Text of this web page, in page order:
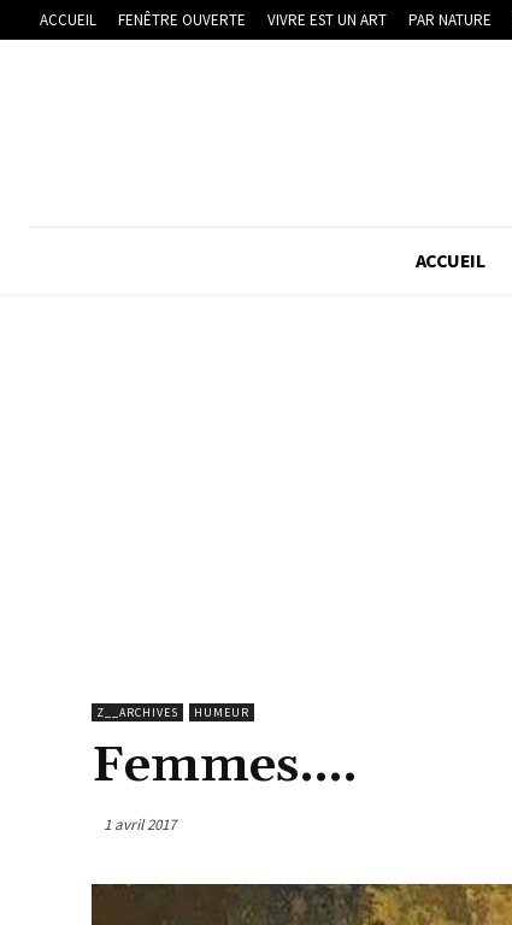
ACCUEIL FENÊTRE OUVERTE VIVRE EST UN ART PAR NATURE
ACCUEIL
Z__ARCHIVES HUMEUR
Femmes….
1 avril 2017